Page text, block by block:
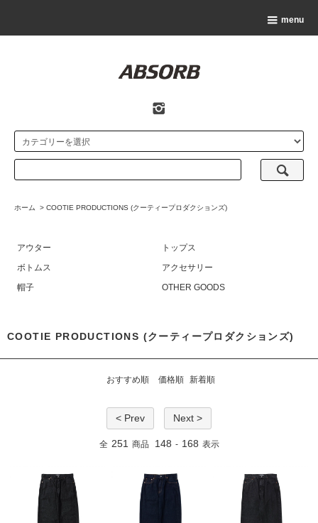
menu
ホーム > COOTIE PRODUCTIONS (クーティープロダクションズ)
アウター
トップス
ボトムス
アクセサリー
帽子
OTHER GOODS
COOTIE PRODUCTIONS (クーティープロダクションズ)
おすすめ順 価格順 新着順
< Prev Next >
全 251 商品 148 - 168 表示